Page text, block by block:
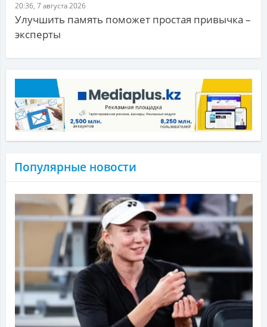
20:36, 7 августа 2026
Улучшить память поможет простая привычка –
эксперты
Популярные новости